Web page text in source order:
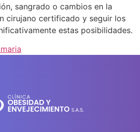
sangrado o cambios en la
cirujano certificado y seguir los
estas posibilidades.